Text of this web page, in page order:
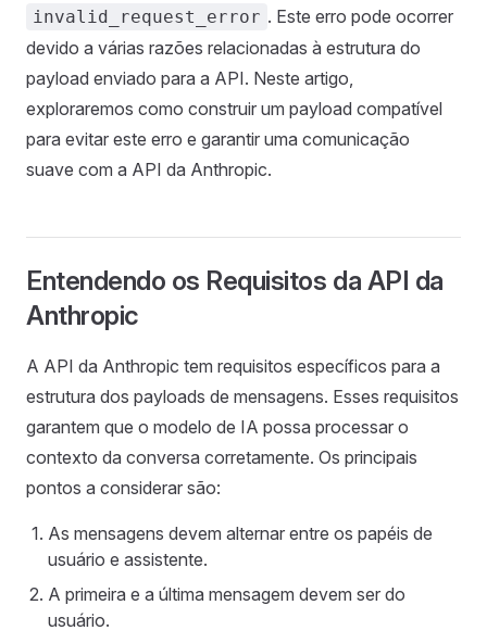
invalid_request_error . Este erro pode ocorrer
devido a várias razões relacionadas à estrutura do
payload enviado para a API. Neste artigo,
exploraremos como construir um payload compatível
para evitar este erro e garantir uma comunicação
suave com a API da Anthropic.
Entendendo os Requisitos da API da
Anthropic
A API da Anthropic tem requisitos específicos para a
estrutura dos payloads de mensagens. Esses requisitos
garantem que o modelo de IA possa processar o
contexto da conversa corretamente. Os principais
pontos a considerar são:
As mensagens devem alternar entre os papéis de
usuário e assistente.
A primeira e a última mensagem devem ser do
usuário.